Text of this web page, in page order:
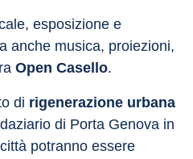
esposizione e
anche musica, proiezioni,
Open Casello.
di rigenerazione urbana
di Porta Genova in
potranno essere